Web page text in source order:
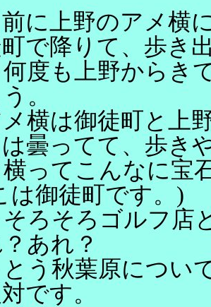
に上野のアメ横
で降りて、歩き
何度も上野からき
。
メ横は御徒町と上
曇ってて、歩き
ってこんなに宝
は御徒町です。)
そろそろゴルフ店
あれ？
とう秋葉原につい
です。